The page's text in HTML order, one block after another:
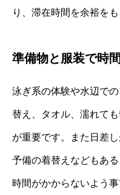
り、滞在時間を余裕を
準備物と服装で時
泳ぎ系の体験や水辺で
替え、タオル、濡れて
が重要です。また日差
予備の着替えなどもあ
時間がかからないよう